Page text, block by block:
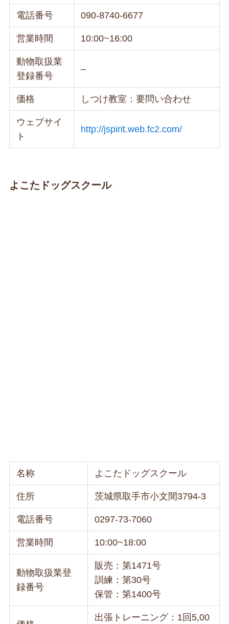
電話番号 090-8740-6677
営業時間 10:00~16:00
動物取扱業
登録番号
–
価格 しつけ教室：要問い合わせ
ウェブサイ
ト
http://jspirit.web.fc2.com/
よこたドッグスクール
名称 よこたドッグスクール
住所 茨城県取手市小文間3794-3
電話番号 0297-73-7060
営業時間 10:00~18:00
動物取扱業登
録番号
販売：第1471号
訓練：第30号
保管：第1400号
出張トレーニング：1回5,00